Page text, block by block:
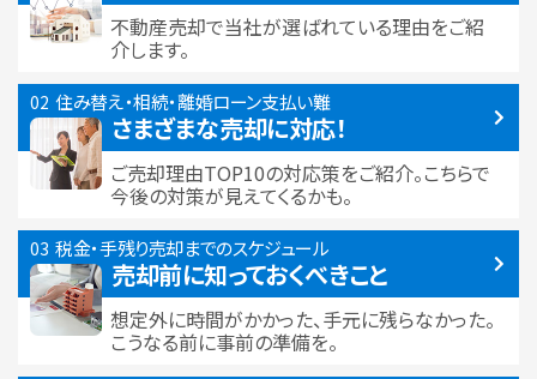
不動産売却で当社が選ばれている理由をご紹
介します。
住み替え・相続・離婚ローン支払い難
さまざまな売却に対応！
ご売却理由TOP10の対応策をご紹介。こちらで
今後の対策が見えてくるかも。
税金・手残り売却までのスケジュール
売却前に知っておくべきこと
想定外に時間がかかった、手元に残らなかった。
こうなる前に事前の準備を。